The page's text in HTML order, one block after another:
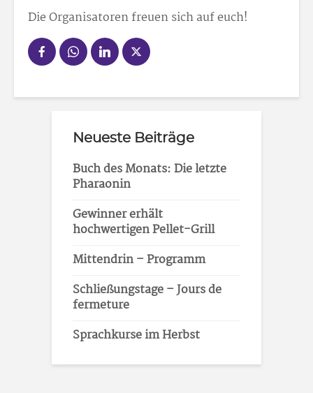
Die Organisatoren freuen sich auf euch!
Neueste Beiträge
Buch des Monats: Die letzte
Pharaonin
Gewinner erhält
hochwertigen Pellet-Grill
Mittendrin – Programm
Schließungstage – Jours de
fermeture
Sprachkurse im Herbst